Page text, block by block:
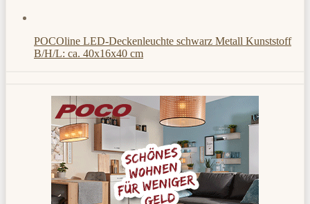
POCOline LED-Deckenleuchte schwarz Metall Kunststoff
B/H/L: ca. 40x16x40 cm